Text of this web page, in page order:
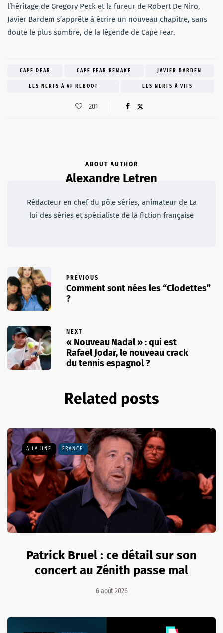
l’héritage de Gregory Peck et la fureur de Robert De Niro,
Javier Bardem s’apprête à écrire un nouveau chapitre, sans
doute le plus sombre, de la légende de Cape Fear.
CAPE DEAR CAPE FEAR REMAKE JAVIER BARDEN
LES NERFS À VF REBOOT LES NERFS À VIFS
201
ABOUT AUTHOR
Alexandre Letren
Rédacteur en chef du pôle séries, animateur de La
loi des séries et spécialiste de la fiction française
PREVIOUS
Comment sont nées les “Clodettes”
?
NEXT
« Nouveau Nadal » : qui est
Rafael Jodar, le nouveau crack
du tennis espagnol ?
Related posts
A LA UNE FRANCE
Patrick Bruel : ce détail sur son
concert au Zénith passe mal
6 août 2026